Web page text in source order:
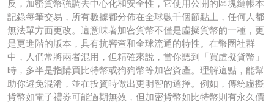
反，加密貨幣強調去中心化和安全性，它使用公開的區塊鏈帳本
記錄每筆交易，所有數據都分佈在全球數千個節點上，任何人都
無法單方面更改。這意味著加密貨幣不僅是虛擬貨幣的一種，更
是更進階的版本，具有抗審查和全球流通的特性。在幣圈社群
中，人們常將兩者混用，但精確來說，當你聽到「買虛擬貨幣」
時，多半是指購買比特幣或狗狗幣等加密資產。理解這點，能幫
助你避免混淆，並在投資時做出更明智的選擇。例如，傳統虛擬
貨幣如電子禮券可能過期無效，但加密貨幣如比特幣則有永久價